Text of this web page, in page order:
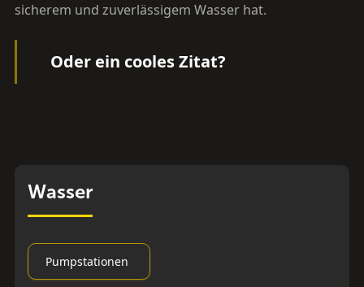
sicherem und zuverlässigem Wasser hat.
Oder ein cooles Zitat?
Wasser
Pumpstationen